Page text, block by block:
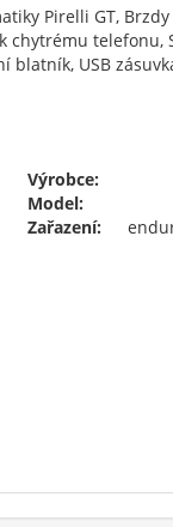
Pirelli GT, Brzdy
telefonu,
USB
Výrobce:
Model:
Zařazení: